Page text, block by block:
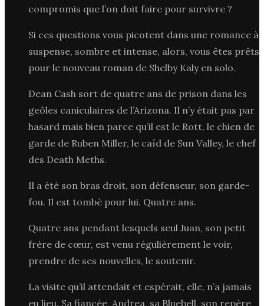
compromis que l’on doit faire pour survivre ?
Si ces questions vous picotent dans une romance à
suspense, sombre et intense, alors, vous êtes prêts
pour le nouveau roman de Shelby Kaly en solo.
Dean Cash sort de quatre ans de prison dans les
geôles caniculaires de l’Arizona. Il n’y était pas par
hasard mais bien parce qu’il est le Rott, le chien de
garde de Ruben Miller, le caïd de Sun Valley, le chef
des Death Meths.
Il a été son bras droit, son défenseur, son garde-
fou. Il est tombé pour lui. Quatre ans.
Quatre ans pendant lesquels seul Juan, son petit
frère de cœur, est venu régulièrement le voir,
prendre de ses nouvelles, le soutenir.
La visite qu’il attendait et espérait, elle, n’a jamais
eu lieu. Sa fiancée, Andrea, sa Bluebell, son repère